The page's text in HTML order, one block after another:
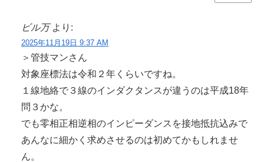
ビル万 より:
2025年11月19日 9:37 AM
＞管技マンさん
対象座標法は令和２年くらいですね。
１線地絡で３線のインダクタンスが違うのは平成18年
問３かな。
でも零相正相逆相のインピーダンスを接地抵抗込みで
あんなに細かく求めさせるのは初めてかもしれませ
ん。